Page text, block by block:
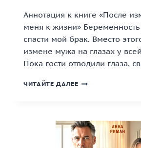
Аннотация к книге «После
меня к жизни»
спасти мой брак. Вместо
измене мужа на глазах у
Пока гости отводили глаза,
ЧИТАЙТЕ ДАЛЕЕ «ПОСЛЕ
К
ЖИЗНИ»